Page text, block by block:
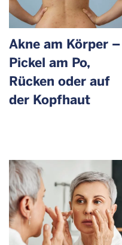
Akne am Körper –
Pickel am Po,
Rücken oder auf
der Kopfhaut